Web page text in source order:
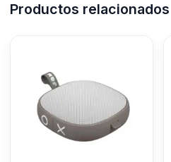
Productos relacionados